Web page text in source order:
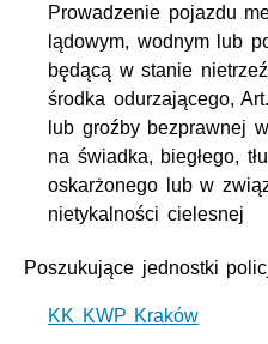
Prowadzenie pojazdu
lądowym, wodnym lub
będącą w stanie
środka odurzającego,
lub groźby bezprawnej
na świadka, biegłego,
oskarżonego lub w
nietykalności cielesnej
Poszukujące jednostki
KK KWP Kraków